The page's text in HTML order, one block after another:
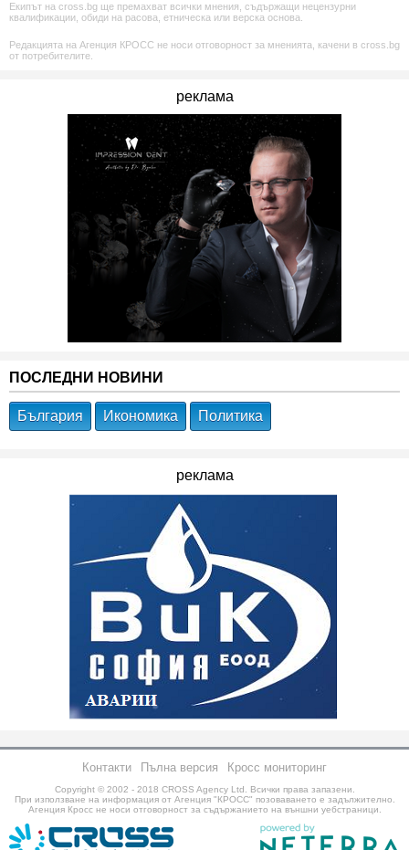
Екипът на cross.bg ще премахват всички мнения, съдържащи нецензурни
квалификации, обиди на расова, етническа или верска основа.
Редакцията на Агенция КРОСС не носи отговорност за мненията, качени в cross.bg
от потребителите.
реклама
ПОСЛЕДНИ НОВИНИ
България Икономика Политика
реклама
Контакти Пълна версия Кросс мониторинг
Copyright © 2002 - 2018 CROSS Agency Ltd.
Всички права запазени.
При използване на информация от Агенция "КРОСС" позоваването е задължително.
Агенция Кросс не носи отговорност за съдържанието на външни уебстраници.